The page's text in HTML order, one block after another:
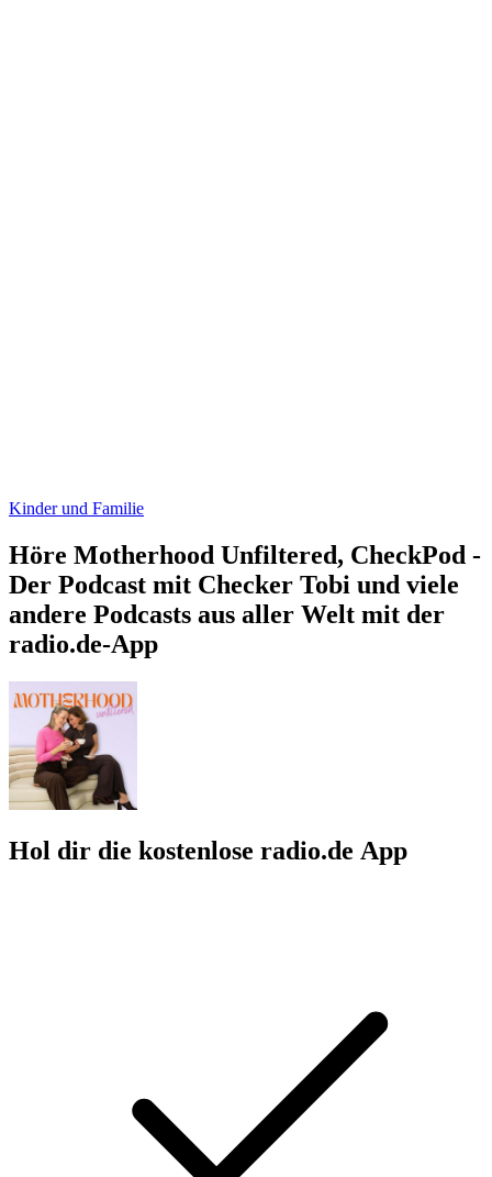
Kinder und Familie
Höre Motherhood Unfiltered, CheckPod -
Der Podcast mit Checker Tobi und viele
andere Podcasts aus aller Welt mit der
radio.de-App
Hol dir die kostenlose radio.de App